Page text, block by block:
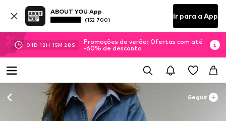
ABOUT YOU App
(152 700) Ir para a App
01D 12H 15M 26 S
Promoções de verão: Ofertas com até
-60% de desconto
Seguir